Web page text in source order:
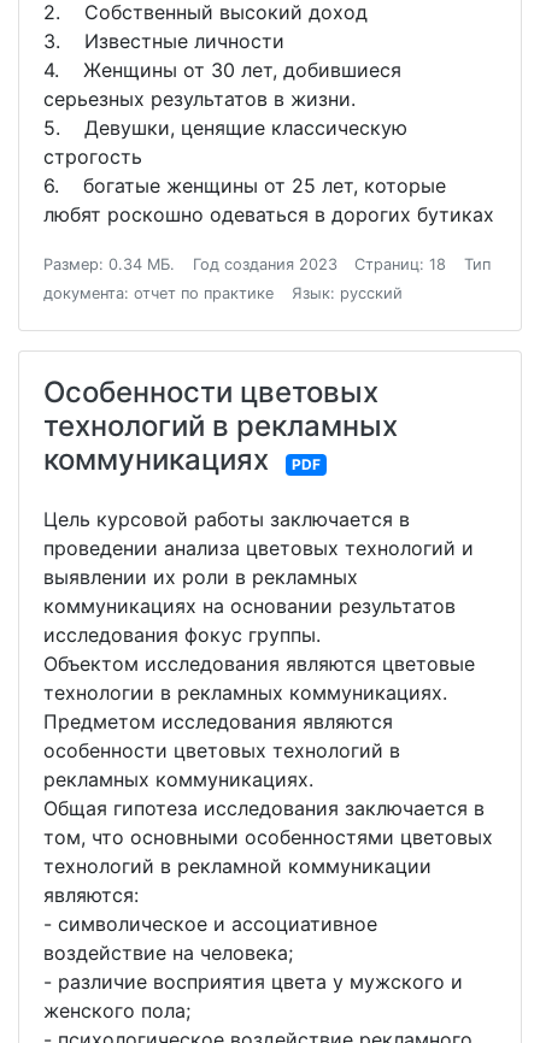
2. Собственный высокий доход
3. Известные личности
4. Женщины от 30 лет, добившиеся
серьезных результатов в жизни.
5. Девушки, ценящие классическую
строгость
6. богатые женщины от 25 лет, которые
любят роскошно одеваться в дорогих бутиках
Размер: 0.34 МБ. Год создания 2023 Страниц: 18
Тип
документа: отчет по практике
Язык: русский
Особенности цветовых
технологий в рекламных
коммуникациях
PDF
Цель курсовой работы заключается в
проведении анализа цветовых технологий и
выявлении их роли в рекламных
коммуникациях на основании результатов
исследования фокус группы.
Объектом исследования являются цветовые
технологии в рекламных коммуникациях.
Предметом исследования являются
особенности цветовых технологий в
рекламных коммуникациях.
Общая гипотеза исследования заключается в
том, что основными особенностями цветовых
технологий в рекламной коммуникации
являются:
- символическое и ассоциативное
воздействие на человека;
- различие восприятия цвета у мужского и
женского пола;